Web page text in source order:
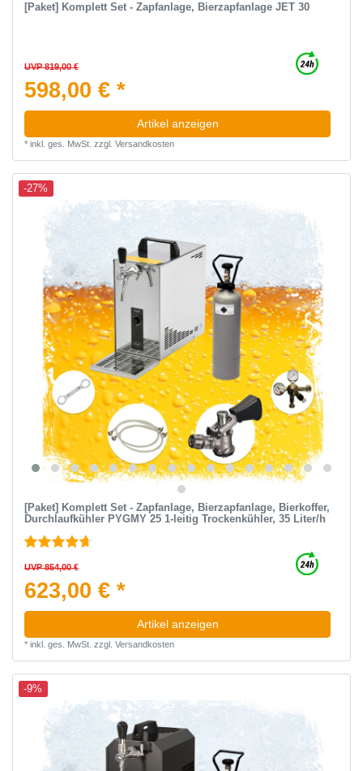
[Paket] Komplett Set - Zapfanlage, Bierzapfanlage JET 30
UVP 819,00 €
598,00 € *
Artikel anzeigen
* inkl. ges. MwSt. zzgl. Versandkosten
-27%
[Paket] Komplett Set - Zapfanlage, Bierzapfanlage, Bierkoffer,
Durchlaufkühler PYGMY 25 1-leitig Trockenkühler, 35 Liter/h
UVP 854,00 €
623,00 € *
Artikel anzeigen
* inkl. ges. MwSt. zzgl. Versandkosten
-9%